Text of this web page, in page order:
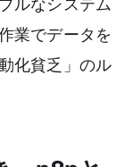
ルなシステム
業でデータを
化貧乏」のル